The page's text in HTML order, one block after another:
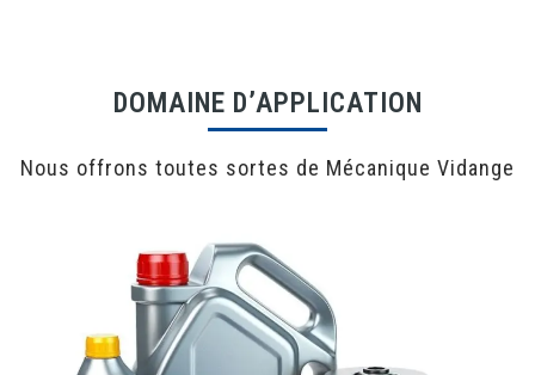
DOMAINE D’APPLICATION
Nous offrons toutes sortes de Mécanique Vidange